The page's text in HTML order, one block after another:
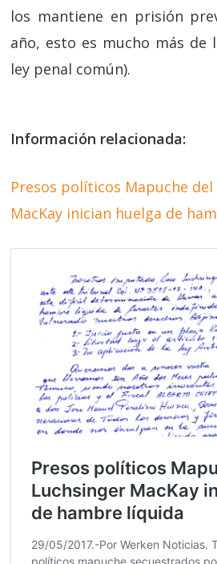
los mantiene en prisión
año, esto es mucho más
ley penal común).
Información relacionada:
Presos políticos Mapuche
MacKay inician huelga de